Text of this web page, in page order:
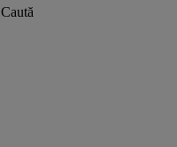
Caută